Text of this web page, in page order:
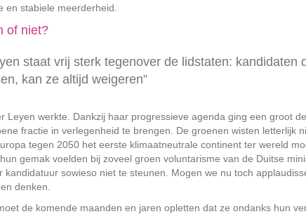
en stabiele meerderheid.
of niet?
staat vrij sterk tegenover de lidstaten: kandidaten
kan ze altijd weigeren”
Leyen werkte. Dankzij haar progressieve agenda ging een groot
fractie in verlegenheid te brengen. De groenen wisten letterlijk
tegen 2050 het eerste klimaatneutrale continent ter wereld
gemak voelden bij zoveel groen voluntarisme van de Duitse
kandidatuur sowieso niet te steunen. Mogen we nu toch
denken.
de komende maanden en jaren opletten dat ze ondanks hun